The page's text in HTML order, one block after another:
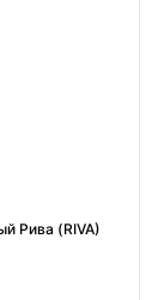
Рива (RIVA)